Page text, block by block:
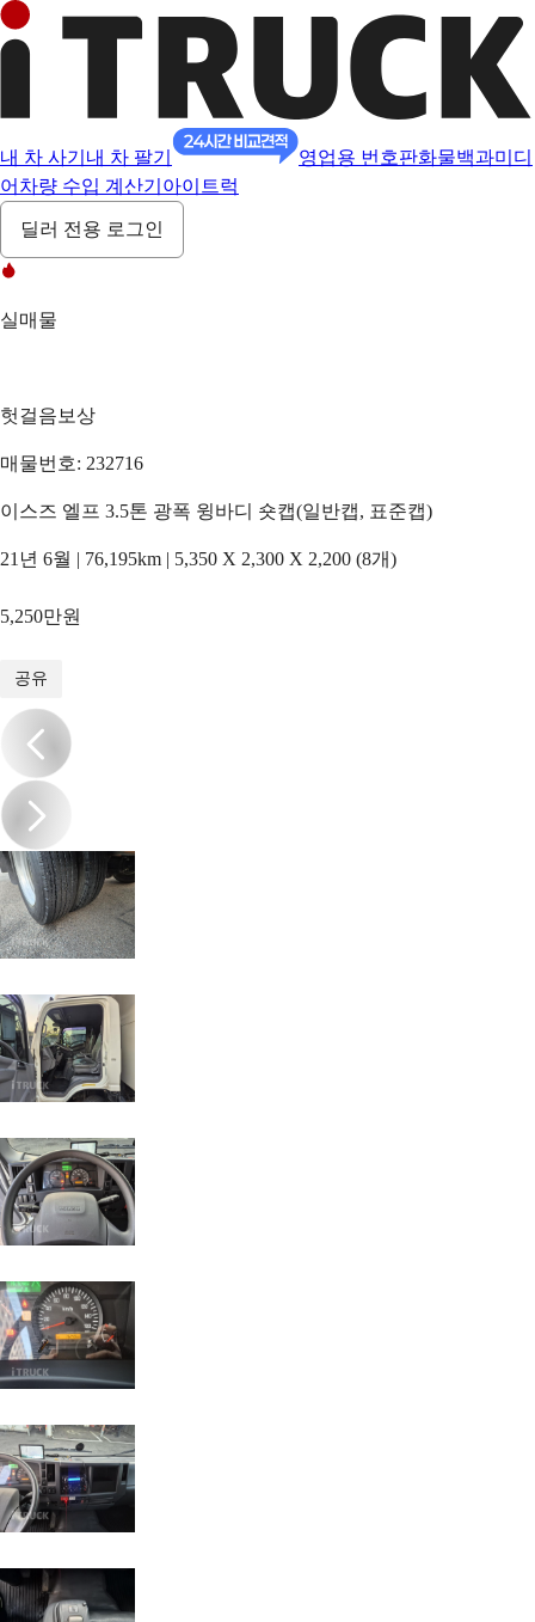
내 차 사기 내 차 팔기 영업용 번호판화물백과미디
어 차량 수입 계산기 아이트럭
딜러 전용 로그인
실매물
헛걸음보상
매물번호: 232716
이스즈 엘프 3.5톤 광폭 윙바디 숏캡(일반캡, 표준캡)
21년 6월 | 76,195km | 5,350 X 2,300 X 2,200 (8개)
5,250만원
공유
/16